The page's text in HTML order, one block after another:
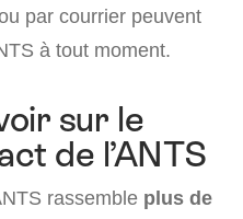
par courrier peuvent
à tout moment.
sur le
de l’ANTS
rassemble plus de